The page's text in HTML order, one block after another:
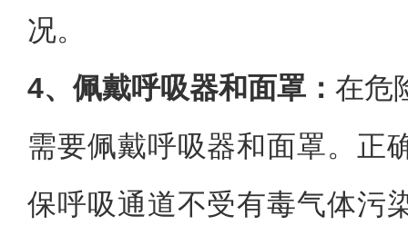
况。
4、佩戴呼吸器和面罩： 在危
需要佩戴呼吸器和面罩。正
保呼吸通道不受有毒气体污